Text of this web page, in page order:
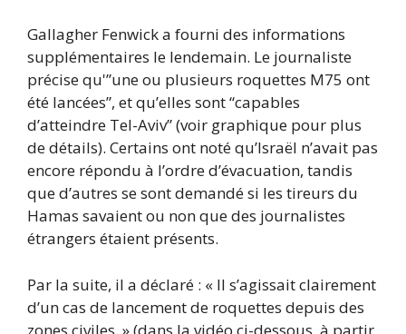
Gallagher Fenwick a fourni des informations
supplémentaires le lendemain. Le journaliste
précise qu'”une ou plusieurs roquettes M75 ont
été lancées”, et qu’elles sont “capables
d’atteindre Tel-Aviv” (voir graphique pour plus
de détails). Certains ont noté qu’Israël n’avait pas
encore répondu à l’ordre d’évacuation, tandis
que d’autres se sont demandé si les tireurs du
Hamas savaient ou non que des journalistes
étrangers étaient présents.
Par la suite, il a déclaré : « Il s’agissait clairement
d’un cas de lancement de roquettes depuis des
zones civiles. » (dans la vidéo ci-dessous, à partir